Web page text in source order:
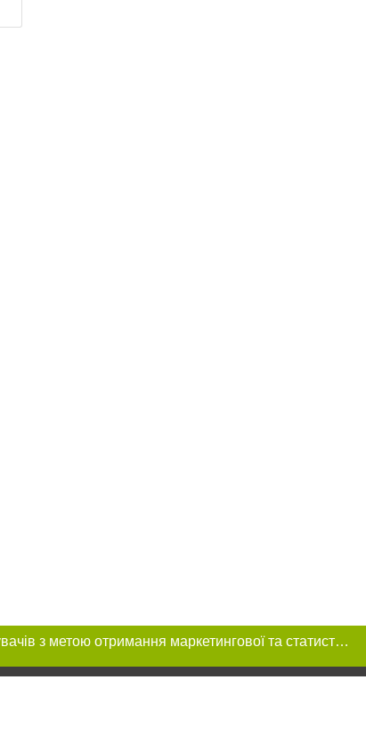
Цей сайт використовує «cookies». Також веб-сайт використовує інтернет-сервіс для збору технічних даних стосовно відвідувачів з метою отримання маркетингової та статистичної інформації. Умови обробки даних відвідувачів сайту див.